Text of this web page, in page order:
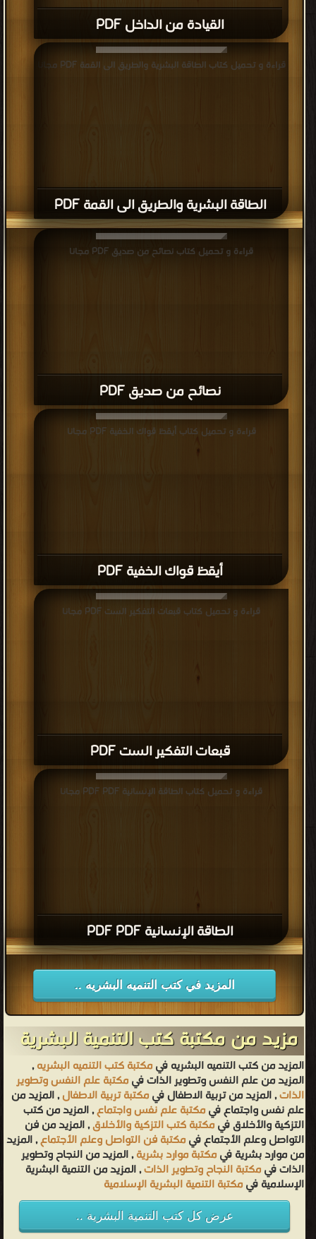
القيادة من الداخل PDF
الطاقة البشرية والطريق الى القمة PDF
قراءة و تحميل كتاب الطاقة البشرية والطريق الى القمة PDF مجانا
نصائح من صديق PDF
قراءة و تحميل كتاب نصائح من صديق PDF مجانا
أيقظ قواك الخفية PDF
قراءة و تحميل كتاب أيقظ قواك الخفية PDF مجانا
قبعات التفكير الست PDF
قراءة و تحميل كتاب قبعات التفكير الست PDF مجانا
الطاقة الإنسانية PDF PDF
قراءة و تحميل كتاب الطاقة الإنسانية PDF PDF مجانا
المزيد في كتب التنميه البشريه ..
مزيد من مكتبة كتب التنمية البشرية
المزيد من كتب التنميه البشريه فيمكتبة كتب التنميه البشريه,
المزيد من علم النفس وتطوير الذات فيمكتبة علم النفس وتطوير
الذات, المزيد من تربية الاطفال فيمكتبة تربية الاطفال, المزيد من
علم نفس واجتماع فيمكتبة علم نفس واجتماع, المزيد من كتب
التزكية والأخلاق فيمكتبة كتب التزكية والأخلاق, المزيد من فن
التواصل وعلم الأجتماع فيمكتبة فن التواصل وعلم الأجتماع, المزيد
من موارد بشرية فيمكتبة موارد بشرية, المزيد من النجاح وتطوير
الذات فيمكتبة النجاح وتطوير الذات, المزيد من التنمية البشرية
الإسلامية فيمكتبة التنمية البشرية الإسلامية
عرض كل كتب التنمية البشرية ..